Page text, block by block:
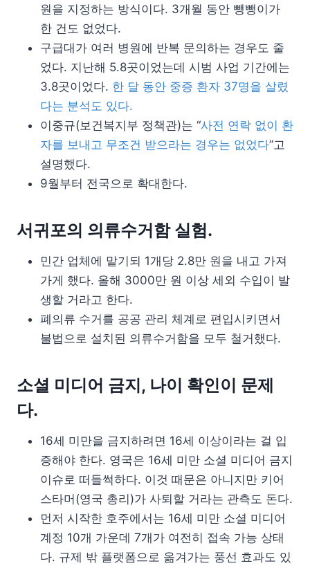
원을 지정하는 방식이다. 3개월 동안 뺑뺑이가
한 건도 없었다.
구급대가 여러 병원에 반복 문의하는 경우도 줄
었다. 지난해 5.8곳이었는데 시범 사업 기간에는
3.8곳이었다. 한 달 동안 중증 환자 37명을 살렸
다는 분석도 있다.
이중규(보건복지부 정책관)는 “사전 연락 없이 환
자를 보내고 무조건 받으라는 경우는 없었다”고
설명했다.
9월부터 전국으로 확대한다.
서귀포의 의류수거함 실험.
민간 업체에 맡기되 1개당 2.8만 원을 내고 가져
가게 했다. 올해 3000만 원 이상 세외 수입이 발
생할 거라고 한다.
폐의류 수거를 공공 관리 체계로 편입시키면서
불법으로 설치된 의류수거함을 모두 철거했다.
소셜 미디어 금지, 나이 확인이 문제
다.
16세 미만을 금지하려면 16세 이상이라는 걸 입
증해야 한다. 영국은 16세 미만 소셜 미디어 금지
이슈로 떠들썩하다. 이것 때문은 아니지만 키어
스타머(영국 총리)가 사퇴할 거라는 관측도 돈다.
먼저 시작한 호주에서는 16세 미만 소셜 미디어
계정 10개 가운데 7개가 여전히 접속 가능 상태
다. 규제 밖 플랫폼으로 옮겨가는 풍선 효과도 있